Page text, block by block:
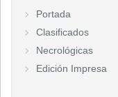
Portada
Clasificados
Necrológicas
Edición Impresa